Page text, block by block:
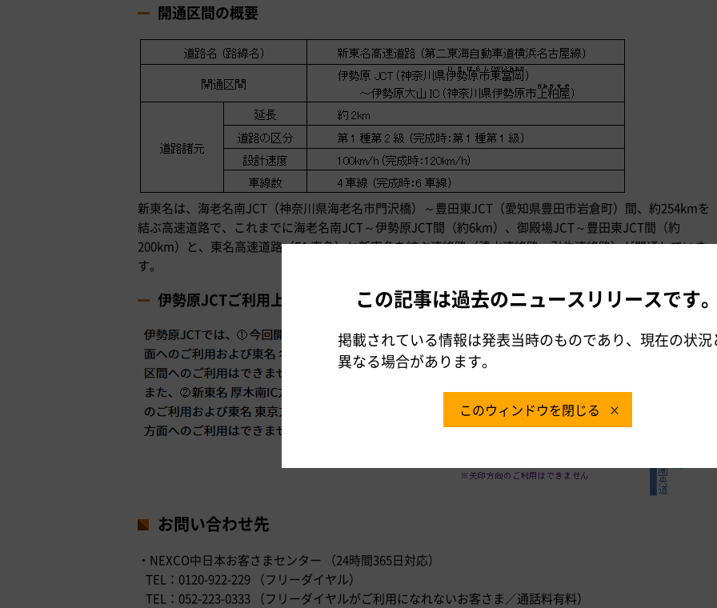
開通区間の概要
新東名は、海老名南JCT（神奈川県海老名市門沢橋）～豊田東JCT（愛知県豊田市岩倉町）間、約254kmを
結ぶ高速道路で、これまでに海老名南JCT～伊勢原JCT間（約6km）、御殿場JCT～豊田東JCT間（約
200km）と、東名高速道路（E1 東名）と新東名を結ぶ連絡路（清水連絡路、引佐連絡路）が開通していま
す。
伊勢原JCTご利用上の注意
お問い合わせ先
・NEXCO中日本お客さまセンター （24時間365日対応）
TEL：0120-922-229 （フリーダイヤル）
TEL：052-223-0333 （フリーダイヤルがご利用になれないお客さま／通話料有料）
この記事は過去のニュースリリースです
掲載されている情報は発表当時のものであり、現在の状況
異なる場合があります。
このウィンドウを閉じる